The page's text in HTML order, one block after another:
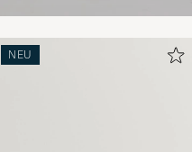
NEU